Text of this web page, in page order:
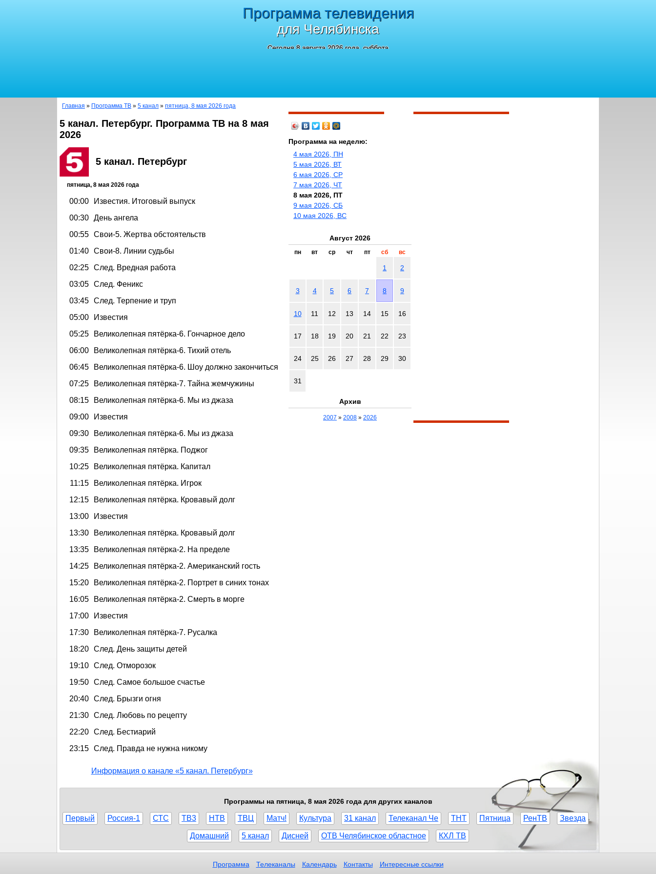
Программа телевидения
для Челябинска
Сегодня 8 августа 2026 года, суббота
Главная » Программа ТВ » 5 канал » пятница, 8 мая 2026 года
5 канал. Петербург. Программа ТВ на 8 мая
2026
5 канал. Петербург
пятница, 8 мая 2026 года
00:00
Известия. Итоговый выпуск
00:30 День ангела
00:55 Свои-5. Жертва обстоятельств
01:40 Свои-8. Линии судьбы
02:25 След. Вредная работа
03:05 След. Феникс
03:45 След. Терпение и труп
05:00
Известия
05:25
Великолепная пятёрка-6. Гончарное дело
06:00
Великолепная пятёрка-6. Тихий отель
06:45
Великолепная пятёрка-6. Шоу должно закончиться
07:25
Великолепная пятёрка-7. Тайна жемчужины
08:15
Великолепная пятёрка-6. Мы из джаза
09:00
Известия
09:30
Великолепная пятёрка-6. Мы из джаза
09:35
Великолепная пятёрка. Поджог
10:25
Великолепная пятёрка. Капитал
11:15
Великолепная пятёрка. Игрок
12:15
Великолепная пятёрка. Кровавый долг
13:00
Известия
13:30
Великолепная пятёрка. Кровавый долг
13:35
Великолепная пятёрка-2. На пределе
14:25
Великолепная пятёрка-2. Американский гость
15:20
Великолепная пятёрка-2. Портрет в синих тонах
16:05
Великолепная пятёрка-2. Смерть в морге
17:00
Известия
17:30
Великолепная пятёрка-7. Русалка
18:20 След. День защиты детей
19:10 След. Отморозок
19:50 След. Самое большое счастье
20:40 След. Брызги огня
21:30 След. Любовь по рецепту
22:20 След. Бестиарий
23:15 След. Правда не нужна никому
Информация о канале «5 канал. Петербург»
Программа на неделю:
4 мая 2026, ПН
5 мая 2026, ВТ
6 мая 2026, СР
7 мая 2026, ЧТ
8 мая 2026, ПТ
9 мая 2026, СБ
10 мая 2026, ВС
Август 2026
пн вт ср чт пт сб вс
1 2
3 4 5 6 7 8 9
10 11 12 13 14 15 16
17 18 19 20 21 22 23
24 25 26 27 28 29 30
31
Архив
2007 » 2008 » 2026
Программы на пятница, 8 мая 2026 года для других каналов
Первый Россия-1 СТС ТВ3 НТВ ТВЦ Матч! Культура 31 канал Телеканал Че ТНТ Пятница РенТВ Звезда
Домашний 5 канал Дисней ОТВ Челябинское областное КХЛ ТВ
Программа Телеканалы Календарь Контакты Интересные ссылки